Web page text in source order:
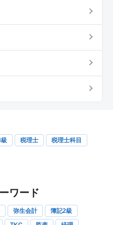
税理士
税理士科目
ワード
弥生会計
簿記2級